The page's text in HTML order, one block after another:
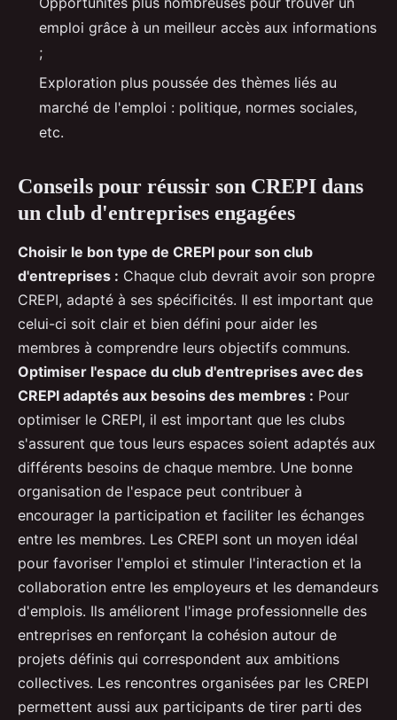
emploi grâce à un meilleur accès aux informations
;
Exploration plus poussée des thèmes liés au
marché de l'emploi : politique, normes sociales,
etc.
Conseils pour réussir son CREPI dans
un club d'entreprises engagées
Choisir le bon type de CREPI pour son club
d'entreprises : Chaque club devrait avoir son propre
CREPI, adapté à ses spécificités. Il est important que
celui-ci soit clair et bien défini pour aider les
membres à comprendre leurs objectifs communs.
Optimiser l'espace du club d'entreprises avec des
CREPI adaptés aux besoins des membres : Pour
optimiser le CREPI, il est important que les clubs
s'assurent que tous leurs espaces soient adaptés aux
différents besoins de chaque membre. Une bonne
organisation de l'espace peut contribuer à
encourager la participation et faciliter les échanges
entre les membres. Les CREPI sont un moyen idéal
pour favoriser l'emploi et stimuler l'interaction et la
collaboration entre les employeurs et les demandeurs
d'emplois. Ils améliorent l'image professionnelle des
entreprises en renforçant la cohésion autour de
projets définis qui correspondent aux ambitions
collectives. Les rencontres organisées par les CREPI
permettent aussi aux participants de tirer parti des